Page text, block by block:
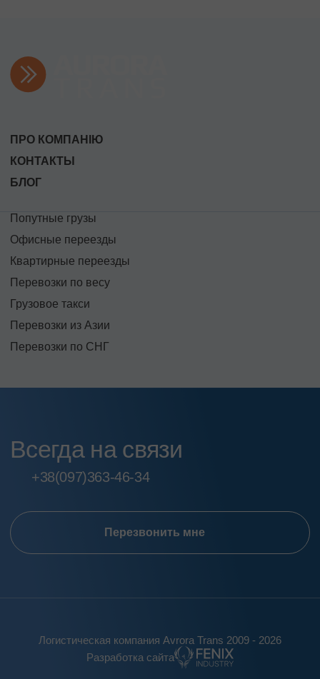
ПРО КОМПАНІЮ
КОНТАКТЫ
БЛОГ
Попутные грузы
Офисные переезды
Квартирные переезды
Перевозки по весу
Грузовое такси
Перевозки из Азии
Перевозки по СНГ
Всегда на связи
+38(097)363-46-34
Перезвонить мне
Логистическая компания Avrora Trans 2009 - 2026
Разработка сайта